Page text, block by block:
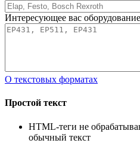
Интересующее вас
О текстовых форматах
Простой текст
HTML-теги не
обычный текст